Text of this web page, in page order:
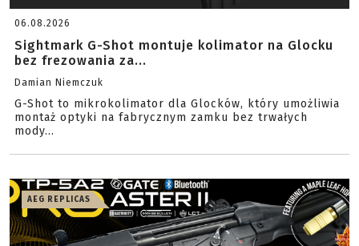
06.08.2026
Sightmark G-Shot montuje kolimator na Glocku
bez frezowania za...
Damian Niemczuk
G-Shot to mikrokolimator dla Glocków, który umożliwia
montaż optyki na fabrycznym zamku bez trwałych
mody...
AEG REPLICAS